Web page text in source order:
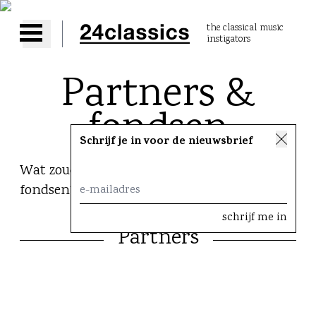
Open main menu
the classical music
instigators
Partners &
fondsen
Wat zouden we zijn zonder onze partners en
fondsen?
Partners
Schrijf je in voor de nieuwsbrief